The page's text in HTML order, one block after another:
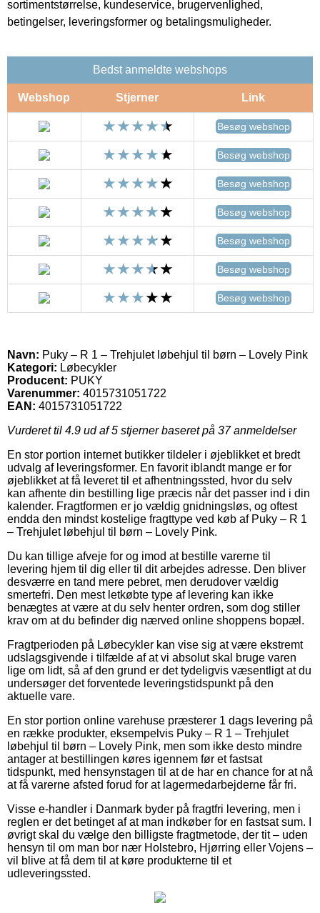
sortimentstørrelse, kundeservice, brugervenlighed,
betingelser, leveringsformer og betalingsmuligheder.
Bedst anmeldte webshops
Webshop Stjerner Link
Besøg webshop
Besøg webshop
Besøg webshop
Besøg webshop
Besøg webshop
Besøg webshop
Besøg webshop
Navn: Puky – R 1 – Trehjulet løbehjul til børn – Lovely Pink
Kategori: Løbecykler
Producent: PUKY
Varenummer: 4015731051722
EAN: 4015731051722
Vurderet til 4.9 ud af 5 stjerner baseret på 37anmeldelser
En stor portion internet butikker tildeler i øjeblikket et bredt
udvalg af leveringsformer. En favorit iblandt mange er for
øjeblikket at få leveret til et afhentningssted, hvor du selv
kan afhente din bestilling lige præcis når det passer ind i din
kalender. Fragtformen er jo vældig gnidningsløs, og oftest
endda den mindst kostelige fragttype ved køb af Puky – R 1
– Trehjulet løbehjul til børn – Lovely Pink.
Du kan tillige afveje for og imod at bestille varerne til
levering hjem til dig eller til dit arbejdes adresse. Den bliver
desværre en tand mere pebret, men derudover vældig
smertefri. Den mest letkøbte type af levering kan ikke
benægtes at være at du selv henter ordren, som dog stiller
krav om at du befinder dig nærved online shoppens bopæl.
Fragtperioden på Løbecykler kan vise sig at være ekstremt
udslagsgivende i tilfælde af at vi absolut skal bruge varen
lige om lidt, så af den grund er det tydeligvis væsentligt at du
undersøger det forventede leveringstidspunkt på den
aktuelle vare.
En stor portion online varehuse præsterer 1 dags levering på
en række produkter, eksempelvis Puky – R 1 – Trehjulet
løbehjul til børn – Lovely Pink, men som ikke desto mindre
antager at bestillingen køres igennem før et fastsat
tidspunkt, med hensynstagen til at de har en chance for at nå
at få varerne afsted forud for at lagermedarbejderne får fri.
Visse e-handler i Danmark byder på fragtfri levering, men i
reglen er det betinget af at man indkøber for en fastsat sum. I
øvrigt skal du vælge den billigste fragtmetode, der tit – uden
hensyn til om man bor nær Holstebro, Hjørring eller Vojens –
vil blive at få dem til at køre produkterne til et
udleveringssted.